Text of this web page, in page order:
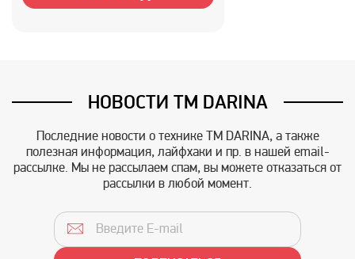
НОВОСТИ TM DARINA
Последние новости о технике TM DARINA, а также
полезная информация, лайфхаки и пр. в нашей email-
рассылке. Мы не рассылаем спам, вы можете отказаться от
рассылки в любой момент.